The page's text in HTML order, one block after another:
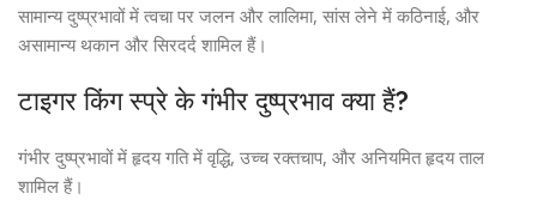
सामान्य दुष्प्रभावों में त्वचा पर जलन और लालिमा, सांस लेने में कठिनाई, और
असामान्य थकान और सिरदर्द शामिल हैं।
टाइगर किंग स्प्रे के गंभीर दुष्प्रभाव क्या हैं?
गंभीर दुष्प्रभावों में हृदय गति में वृद्धि, उच्च रक्तचाप, और अनियमित हृदय ताल
शामिल हैं।